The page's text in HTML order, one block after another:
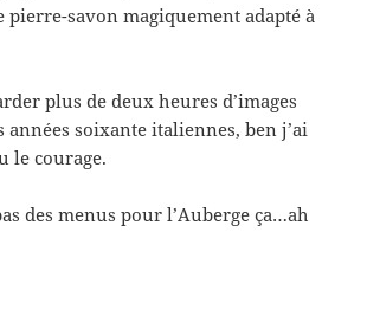
pierre-savon magiquement adapté à
plus de deux heures d’images
années soixante italiennes, ben j’ai
le courage.
des menus pour l’Auberge ça…ah